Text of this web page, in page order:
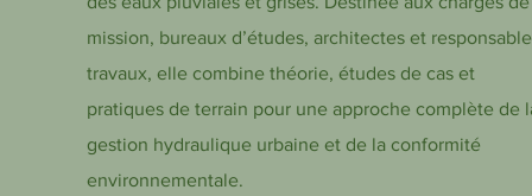
mission, bureaux d’études, architectes et
travaux, elle combine théorie, études de cas et
pratiques de terrain pour une approche complète de
gestion hydraulique urbaine et de la conformité
environnementale.